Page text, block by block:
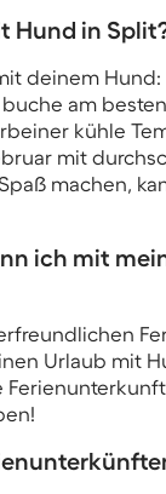
Hund in
deinem
am
kühle
mit
machen,
ich mit
Urlaub mit